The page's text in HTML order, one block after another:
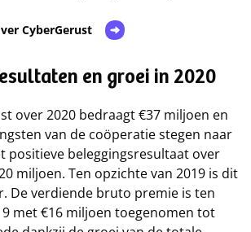
CyberGerust
en groei in 2020
over 2020 bedraagt €37 miljoen en
van de coöperatie stegen naar
positieve beleggingsresultaat over
miljoen. Ten opzichte van 2019 is dit
De verdiende bruto premie is ten
met €16 miljoen toegenomen tot